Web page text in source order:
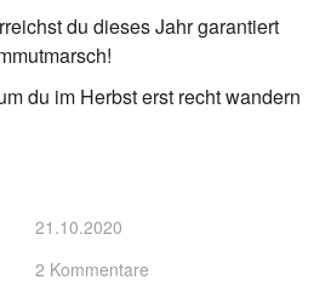
du dieses Jahr garantiert
du im Herbst erst recht wandern
21.10.2020
2 Kommentare